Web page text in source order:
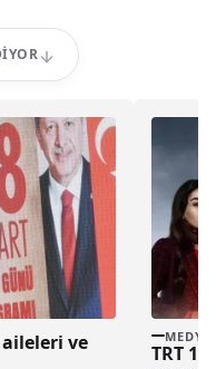
ve
MEDYA
TRT